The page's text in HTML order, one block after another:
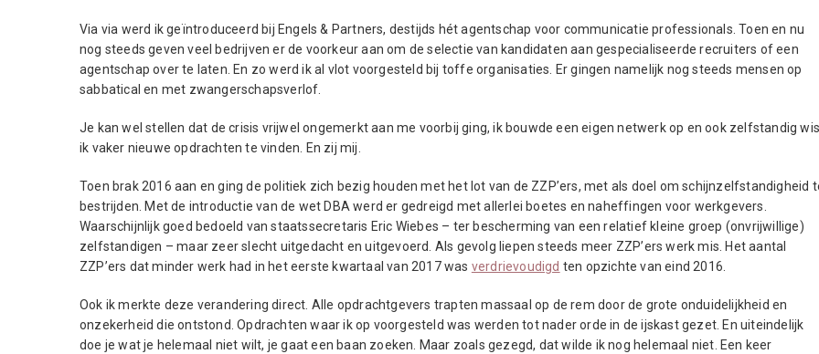
Via via werd ik geïntroduceerd bij Engels & Partners, destijds hét agentschap voor communicatie professionals. Toen en nu
nog steeds geven veel bedrijven er de voorkeur aan om de selectie van kandidaten aan gespecialiseerde recruiters of een
agentschap over te laten. En zo werd ik al vlot voorgesteld bij toffe organisaties. Er gingen namelijk nog steeds mensen op
sabbatical en met zwangerschapsverlof.
Je kan wel stellen dat de crisis vrijwel ongemerkt aan me voorbij ging, ik bouwde een eigen netwerk op en ook zelfstandig
ik vaker nieuwe opdrachten te vinden. En zij mij.
Toen brak 2016 aan en ging de politiek zich bezig houden met het lot van de ZZP’ers, met als doel om schijnzelfstandigheid
bestrijden. Met de introductie van de wet DBA werd er gedreigd met allerlei boetes en naheffingen voor werkgevers.
Waarschijnlijk goed bedoeld van staatssecretaris Eric Wiebes – ter bescherming van een relatief kleine groep (onvrijwillige)
zelfstandigen – maar zeer slecht uitgedacht en uitgevoerd. Als gevolg liepen steeds meer ZZP’ers werk mis. Het aantal
ZZP’ers dat minder werk had in het eerste kwartaal van 2017 was verdrievoudigd ten opzichte van eind 2016.
Ook ik merkte deze verandering direct. Alle opdrachtgevers trapten massaal op de rem door de grote onduidelijkheid en
onzekerheid die ontstond. Opdrachten waar ik op voorgesteld was werden tot nader orde in de ijskast gezet. En uiteindelijk
doe je wat je helemaal niet wilt, je gaat een baan zoeken. Maar zoals gezegd, dat wilde ik nog helemaal niet. Een keer